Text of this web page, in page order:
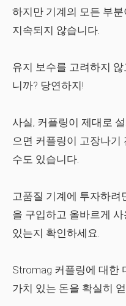
하지만 기계의 모든 부
지속되지 않습니다.
유지 보수를 고려하지
니까? 당연하지!
사실, 커플링이 제대로
으면 커플링이 고장나기
수도 있습니다.
고품질 기계에 투자하려
을 구입하고 올바르게
있는지 확인하세요.
Stromag 커플링에 대한
가치 있는 돈을 확실히